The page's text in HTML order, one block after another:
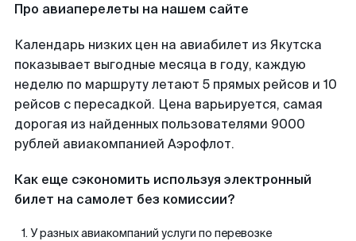
Про авиаперелеты на нашем сайте
Календарь низких цен на авиабилет из Якутска
показывает выгодные месяца в году, каждую
неделю по маршруту летают 5 прямых рейсов и 10
рейсов с пересадкой. Цена варьируется, самая
дорогая из найденных пользователями 9000
рублей авиакомпанией Аэрофлот.
Как еще сэкономить используя электронный
билет на самолет без комиссии?
У разных авиакомпаний услуги по перевозке